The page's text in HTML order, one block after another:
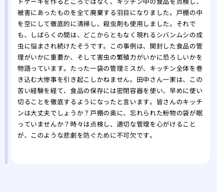
被害にあったものを全て廃棄する羽目になりました。戸棚の中
を空にして徹底的に清掃し、殺虫剤も使用しました。それで
も、しばらくの間は、どこからともなく現れるシバンムシの成
虫に悩まされ続けたそうです。この事例は、開封した食品の管
理がいかに重要か、そして害虫の繁殖力がいかに恐ろしいかを
物語っています。たった一袋の管理ミスが、キッチン全体を巻
き込む大惨事を引き起こしかねません。田中さん一家は、この
苦い経験を経て、食品の保存には密閉容器を使い、早めに使い
切ることを徹底するようになったと言います。皆さんのキッチ
ンは大丈夫でしょうか？戸棚の奥に、忘れられた粉物の袋が眠
っていませんか？時々は点検し、適切な管理を心がけること
が、このような悲劇を防ぐために不可欠です。